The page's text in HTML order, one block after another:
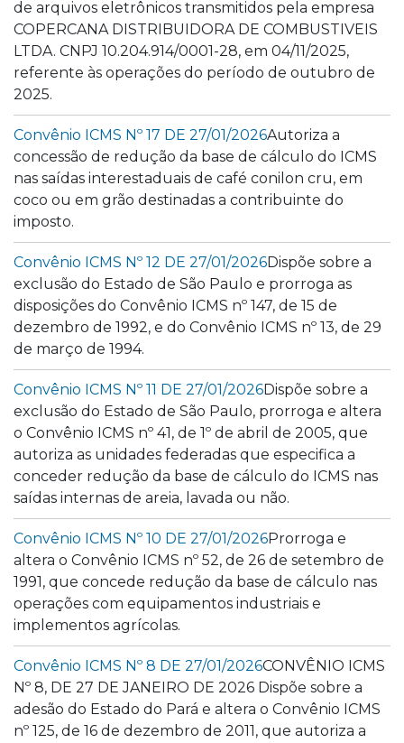
de arquivos eletrônicos transmitidos pela empresa
COPERCANA DISTRIBUIDORA DE COMBUSTIVEIS
LTDA. CNPJ 10.204.914/0001-28, em 04/11/2025,
referente às operações do período de outubro de
2025.
Convênio ICMS Nº 17 DE 27/01/2026Autoriza a
concessão de redução da base de cálculo do ICMS
nas saídas interestaduais de café conilon cru, em
coco ou em grão destinadas a contribuinte do
imposto.
Convênio ICMS Nº 12 DE 27/01/2026Dispõe sobre a
exclusão do Estado de São Paulo e prorroga as
disposições do Convênio ICMS nº 147, de 15 de
dezembro de 1992, e do Convênio ICMS nº 13, de 29
de março de 1994.
Convênio ICMS Nº 11 DE 27/01/2026Dispõe sobre a
exclusão do Estado de São Paulo, prorroga e altera
o Convênio ICMS nº 41, de 1º de abril de 2005, que
autoriza as unidades federadas que especifica a
conceder redução da base de cálculo do ICMS nas
saídas internas de areia, lavada ou não.
Convênio ICMS Nº 10 DE 27/01/2026Prorroga e
altera o Convênio ICMS nº 52, de 26 de setembro de
1991, que concede redução da base de cálculo nas
operações com equipamentos industriais e
implementos agrícolas.
Convênio ICMS Nº 8 DE 27/01/2026CONVÊNIO ICMS
Nº 8, DE 27 DE JANEIRO DE 2026 Dispõe sobre a
adesão do Estado do Pará e altera o Convênio ICMS
nº 125, de 16 de dezembro de 2011, que autoriza a